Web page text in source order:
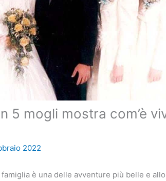
5 mogli mostra com’è
2022
è una delle avventure più belle e